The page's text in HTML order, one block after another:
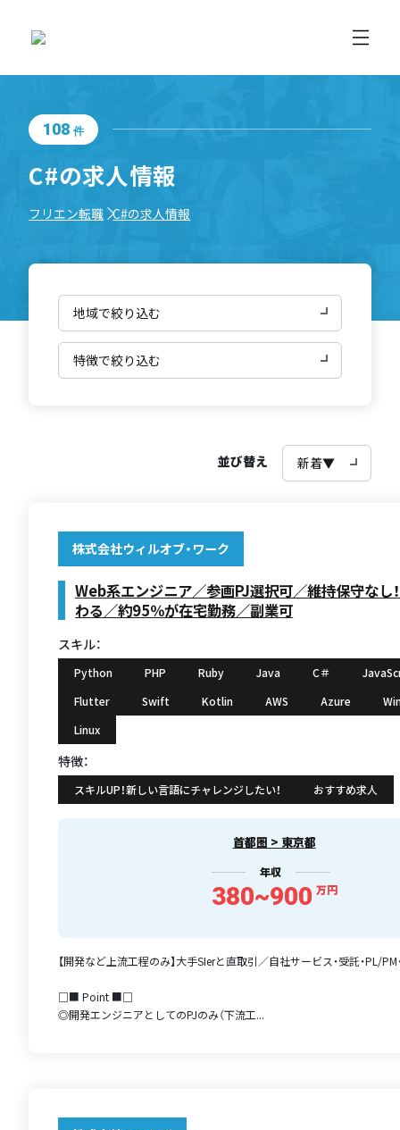
108 件
C#の求人情報
フリエン転職 C#の求人情報
並び替え
株式会社ウィルオブ・ワーク
Web系エンジニア／参画PJ選択可／維持保守なし
わる／約95％が在宅勤務／副業可
スキル：
Python PHP Ruby Java C＃
Flutter
Swift Kotlin AWS Azure
Linux
特徴：
スキルUP！新しい言語にチャレンジしたい！ おすすめ求人
首都圏 > 東京都
年収
380~900 万円
【開発など上流工程のみ】大手SIerと直取引／自社サービス・受託・PL/PM
□■ Point ■□
◎開発エンジニアとしてのPJのみ（下流工...